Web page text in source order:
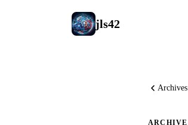
jls42
Archives
ARCHIVE